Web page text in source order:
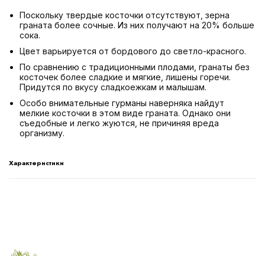
Поскольку твердые косточки отсутствуют, зерна
граната более сочные. Из них получают на 20% больше
сока.
Цвет варьируется от бордового до светло-красного.
По сравнению с традиционными плодами, гранаты без
косточек более сладкие и мягкие, лишены горечи.
Придутся по вкусу сладкоежкам и малышам.
Особо внимательные гурманы наверняка найдут
мелкие косточки в этом виде граната. Однако они
съедобные и легко жуются, не причиняя вреда
организму.
Характеристики